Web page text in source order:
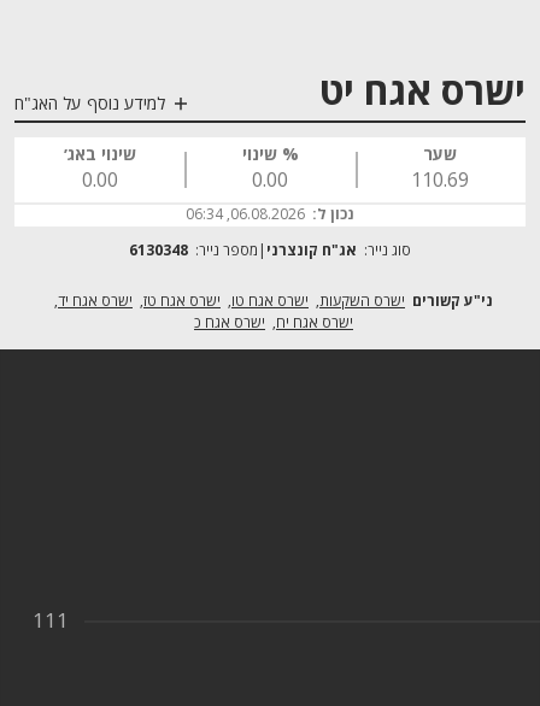
ישרס אגח יט למידע נוסף על האג"ח
שער
110.69
% שינוי
0.00
שינוי באג׳
0.00
נכון ל: 06.08.2026, 06:34
סוג נייר: אג"ח קונצרני מספר נייר: 6130348
ישרס השקעות ישרס אגח טו ישרס אגח טז
ישרס אגח יד
ישרס אגח יח
ישרס אגח כ
111